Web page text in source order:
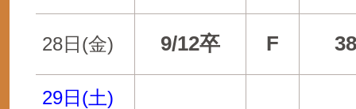
28日(金) 9/12卒 F
29日(土)